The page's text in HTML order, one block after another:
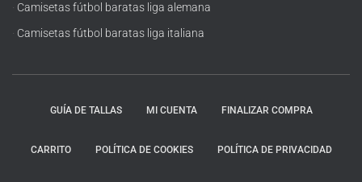
· Camisetas fútbol baratas liga alemana
· Camisetas fútbol baratas liga italiana
GUÍA DE TALLAS MI CUENTA FINALIZAR COMPRA
CARRITO POLÍTICA DE COOKIES POLÍTICA DE PRIVACIDAD